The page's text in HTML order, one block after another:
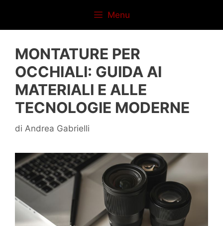
contenuto
Menu
MONTATURE PER
OCCHIALI: GUIDA AI
MATERIALI E ALLE
TECNOLOGIE MODERNE
di Andrea Gabrielli